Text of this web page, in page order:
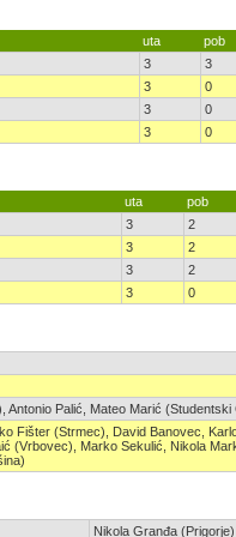
uta pob
3 3
3 0
3 0
3 0
uta pob
3 2
3 2
3 2
3 0
Palić, Mateo Marić (Studentski
Fišter (Strmec), David Banovec,
(Vrbovec), Marko Sekulić, Nikola
Nikola Granđa (Prigorje)